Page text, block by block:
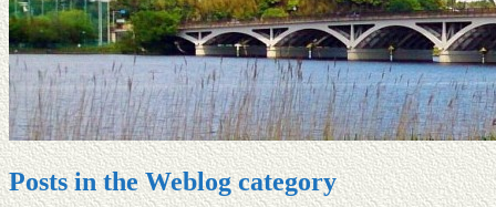
Posts in the Weblog category